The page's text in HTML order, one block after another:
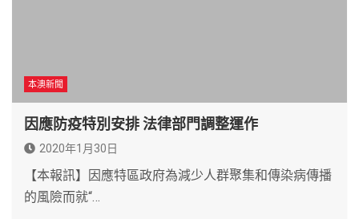
本澳新聞
因應防疫特別安排 法律部門調整運作
2020年1月30日
【本報訊】因應特區政府為減少人群聚集和傳染病傳播
的風險而就“…